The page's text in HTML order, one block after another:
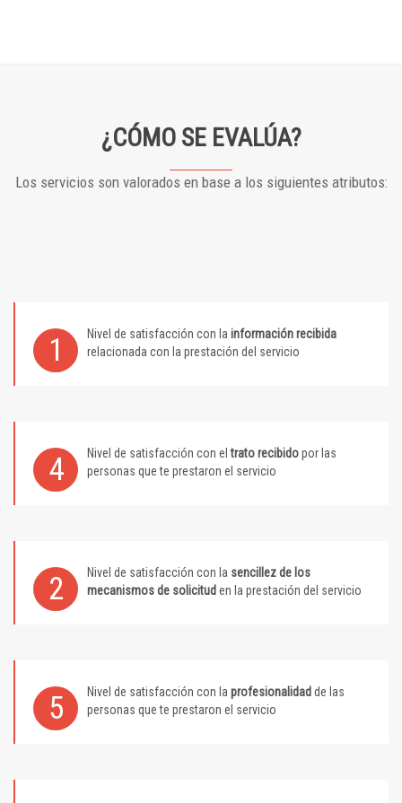
¿CÓMO SE EVALÚA?
Los servicios son valorados en base a los siguientes atributos:
1 Nivel de satisfacción con la información recibida
relacionada con la prestación del servicio
4 Nivel de satisfacción con eltrato recibidopor las
personas que te prestaron el servicio
2 Nivel de satisfacción con la sencillez de los
mecanismos de solicitud en la prestación del servicio
5 Nivel de satisfacción con la profesionalidad de las
personas que te prestaron el servicio